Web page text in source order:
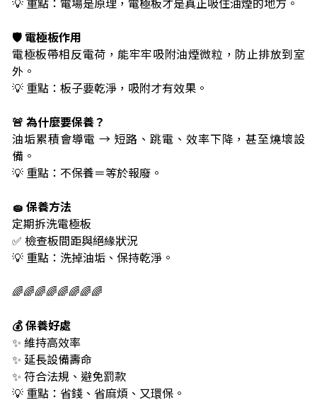
🛡️ 電極板作用
電極板帶相反電荷，能牢牢吸附油煙微粒，防止排放到室
外。
💡 重點：板子要乾淨，吸附才有效果。
🚨 為什麼要保養？
油垢累積會導電 → 短路、跳電、效率下降，甚至燒壞設
備。
💡 重點：不保養＝等於報廢。
🧽 保養方法
定期拆洗電極板
✅ 檢查板間距與絕緣狀況
💡 重點：洗掉油垢、保持乾淨。
🌈🌈🌈🌈🌈🌈🌈🌈
💰 保養好處
✨ 維持高效率
✨ 延長設備壽命
✨ 符合法規、避免罰款
💡 重點：省錢、省麻煩、又環保。